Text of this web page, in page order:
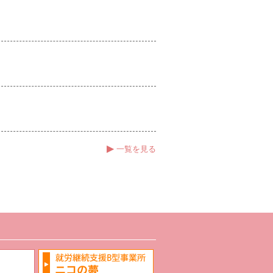
▶ 一覧を見る